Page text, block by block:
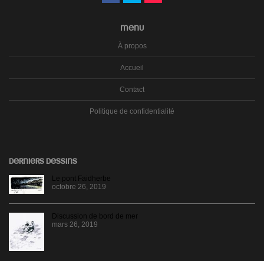
MENU
À propos
Accueil
Contact
Politique de confidentialité
DERNIERS DESSINS
Le pont Faidherbe
octobre 26, 2019
Discussion de bord de mer
mars 26, 2019